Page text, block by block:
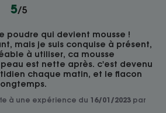
5/5
poudre qui devient mousse !
mais je suis conquise à présent,
à utiliser, ca mousse
est nette après. c'est devenu
chaque matin, et le flacon
à une expérience du 16/01/2023 par